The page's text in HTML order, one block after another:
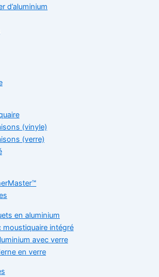
d’aluminium
(vinyle)
(verre)
en aluminium
moustiquaire intégré
avec verre
en verre